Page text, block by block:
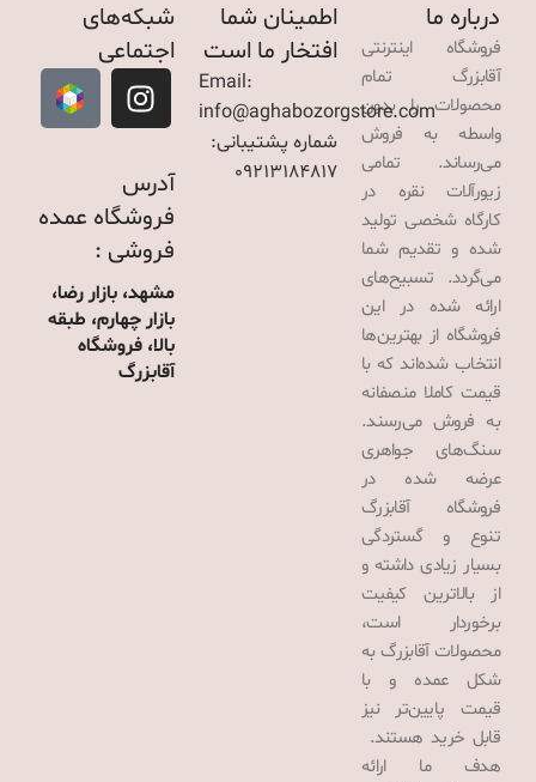
درباره ما
فروشگاه اینترنتی
آقابزرگ تمام
محصولات را بدون
واسطه به فروش
می‌رساند. تمامی
زیورآلات نقره در
کارگاه شخصی تولید
شده و تقدیم شما
می‌گردد. تسبیح‌های
ارائه شده در این
فروشگاه از بهترین‌ها
انتخاب شده‌اند که با
قیمت کاملا منصفانه
به فروش می‌رسند.
سنگ‌های جواهری
عرضه شده در
فروشگاه آقابزرگ
تنوع و گستردگی
بسیار زیادی داشته و
از بالاترین کیفیت
برخوردار است،
محصولات آقابزرگ به
شکل عمده و با
قیمت پایین‌تر نیز
قابل خرید هستند.
هدف ما ارائه
اطمینان شما
افتخار ما است
Email:
info@aghabozorgstore.com
شماره پشتیبانی:
09213184817
شبکه‌های
اجتماعی
آدرس
فروشگاه عمده
فروشی :
مشهد، بازار رضا،
بازار چهارم، طبقه
بالا، فروشگاه
آقابزرگ